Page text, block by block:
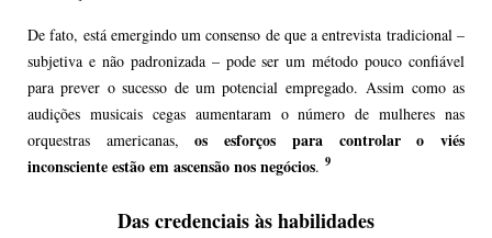
De fato, está emergindo um consenso de que a entrevista tradicional –
subjetiva e não padronizada – pode ser um método pouco confiável
para prever o sucesso de um potencial empregado. Assim como as
audições musicais cegas aumentaram o número de mulheres nas
orquestras americanas,os esforços para controlar o viés
inconsciente estão em ascensão nos negócios. 9
Das credenciais às habilidades